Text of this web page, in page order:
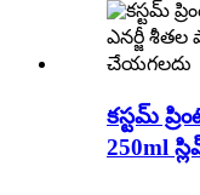
కస్టమ్
250ml